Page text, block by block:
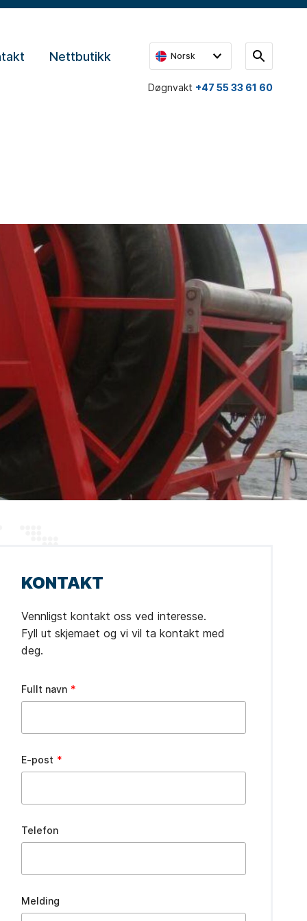
Døgnvakt +47 55 33 61 60
Nettbutikk Norsk
KONTAKT
Vennligst kontakt oss ved interesse.
Fyll ut skjemaet og vi vil ta kontakt med
deg.
this
Fullt navn
E-post
Telefon
Melding